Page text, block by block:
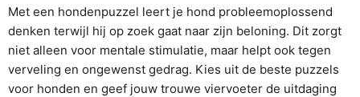
Met een hondenpuzzel leert je hond probleemoplossend
denken terwijl hij op zoek gaat naar zijn beloning. Dit zorgt
niet alleen voor mentale stimulatie, maar helpt ook tegen
verveling en ongewenst gedrag. Kies uit de beste puzzels
voor honden en geef jouw trouwe viervoeter de uitdaging